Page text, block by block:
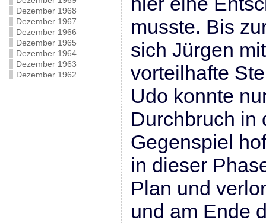
Dezember 1968
Dezember 1967
Dezember 1966
Dezember 1965
Dezember 1964
Dezember 1963
Dezember 1962
musste. Bis
sich Jürgen
vorteilhafte
Udo konnte
Durchbruch in
Gegenspiel
in dieser
Plan und
und am Ende